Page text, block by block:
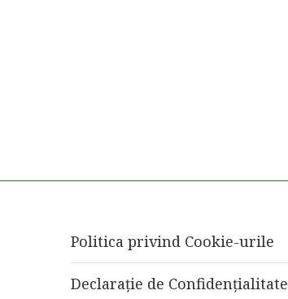
Politica privind Cookie-urile
Declarație de Confidențialitate